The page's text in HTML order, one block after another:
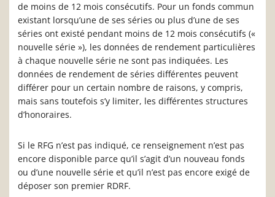
de moins de 12 mois consécutifs. Pour un fonds commun
existant lorsqu’une de ses séries ou plus d’une de ses
séries ont existé pendant moins de 12 mois consécutifs («
nouvelle série »), les données de rendement particulières
à chaque nouvelle série ne sont pas indiquées. Les
données de rendement de séries différentes peuvent
différer pour un certain nombre de raisons, y compris,
mais sans toutefois s’y limiter, les différentes structures
d’honoraires.
Si le RFG n’est pas indiqué, ce renseignement n’est pas
encore disponible parce qu’il s’agit d’un nouveau fonds
ou d’une nouvelle série et qu’il n’est pas encore exigé de
déposer son premier RDRF.